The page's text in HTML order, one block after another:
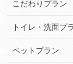
こだわりプラン
トイレ・洗面プ
ペットプラン